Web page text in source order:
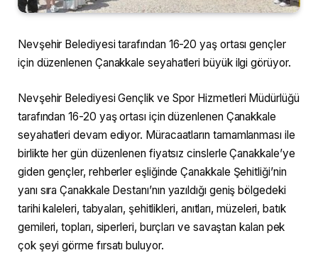
Nevşehir Belediyesi tarafından 16-20 yaş ortası gençler
için düzenlenen Çanakkale seyahatleri büyük ilgi görüyor.
Nevşehir Belediyesi Gençlik ve Spor Hizmetleri Müdürlüğü
tarafından 16-20 yaş ortası için düzenlenen Çanakkale
seyahatleri devam ediyor. Müracaatların tamamlanması ile
birlikte her gün düzenlenen fiyatsız cinslerle Çanakkale’ye
giden gençler, rehberler eşliğinde Çanakkale Şehitliği’nin
yanı sıra Çanakkale Destanı’nın yazıldığı geniş bölgedeki
tarihi kaleleri, tabyaları, şehitlikleri, anıtları, müzeleri, batık
gemileri, topları, siperleri, burçları ve savaştan kalan pek
çok şeyi görme fırsatı buluyor.